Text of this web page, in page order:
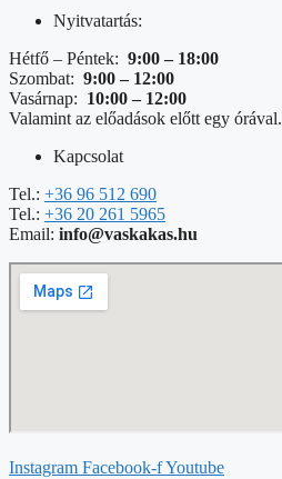
Nyitvatartás:
Hétfő – Péntek: 9:00 – 18:00
Szombat: 9:00 – 12:00
Vasárnap: 10:00 – 12:00
Valamint az előadások előtt egy órával.
Kapcsolat
Tel.: +36 96 512 690
Tel.: +36 20 261 5965
Email: info@vaskakas.hu
Instagram Facebook-fYoutube